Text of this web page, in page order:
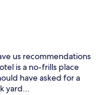
us recommendations
is a no-frills place
have asked for a
yard...